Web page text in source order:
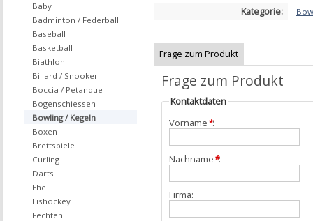
Kategorie:
Frage zum Produkt
Frage zum Produkt
Kontaktdaten
Vorname*:
Nachname*:
Firma:
Baby
Badminton / Federball
Baseball
Basketball
Biathlon
Billard / Snooker
Boccia / Petanque
Bogenschiessen
Bowling / Kegeln
Boxen
Brettspiele
Curling
Darts
Ehe
Eishockey
Fechten